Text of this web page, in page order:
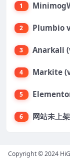
1
2
3
4
5
6 网站未上
Copyright © 2024